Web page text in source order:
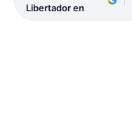
Libertador en